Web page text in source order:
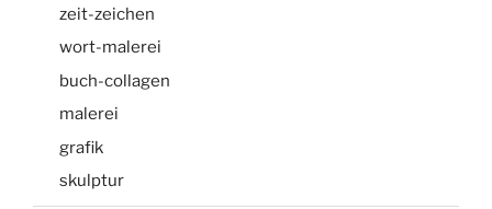
zeit-zeichen
wort-malerei
buch-collagen
malerei
grafik
skulptur